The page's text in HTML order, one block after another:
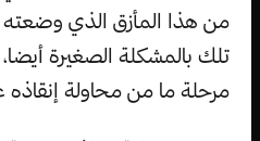
من هذا المأزق الذي وضعته
تلك بالمشكلة الصغيرة
مرحلة ما من محاولة